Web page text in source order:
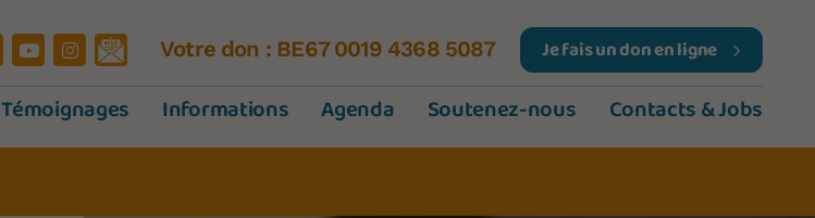
Témoignages Informations Agenda Soutenez-nous Contacts & Jobs
Votre don : BE67 0019 4368 5087 Je fais un don en ligne